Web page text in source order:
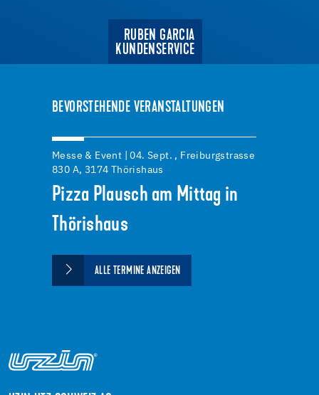
RUBEN GARCIA
KUNDENSERVICE
BEVORSTEHENDE VERANSTALTUNGEN
Messe & Event | 04. Sept. , Freiburgstrasse
830 A, 3174 Thörishaus
Pizza Plausch am Mittag in
Thörishaus
ALLE TERMINE ANZEIGEN